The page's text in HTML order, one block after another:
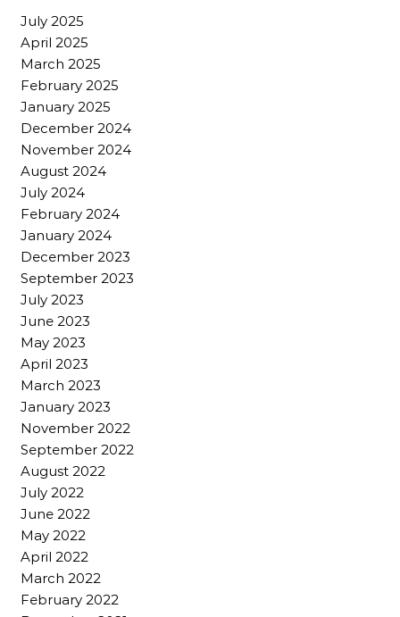
July 2025
April 2025
March 2025
February 2025
January 2025
December 2024
November 2024
August 2024
July 2024
February 2024
January 2024
December 2023
September 2023
July 2023
June 2023
May 2023
April 2023
March 2023
January 2023
November 2022
September 2022
August 2022
July 2022
June 2022
May 2022
April 2022
March 2022
February 2022